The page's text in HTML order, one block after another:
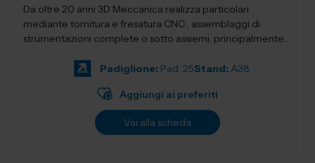
Da oltre 20 anni 3D Meccanica realizza particolari
mediante tornitura e fresatura CNC , assemblaggi di
strumentazioni complete o sotto assiemi, principalmente
Padiglione: Pad. 25Stand: A38
Aggiungi ai preferiti
Vai alla scheda